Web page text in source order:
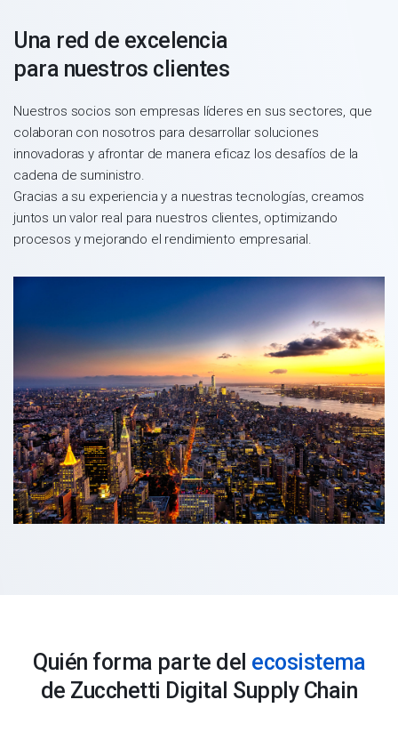
Una red de excelencia
para nuestros clientes
Nuestros socios son empresas líderes en sus sectores, que
colaboran con nosotros para desarrollar soluciones
innovadoras y afrontar de manera eficaz los desafíos de la
cadena de suministro.
Gracias a su experiencia y a nuestras tecnologías, creamos
juntos un valor real para nuestros clientes, optimizando
procesos y mejorando el rendimiento empresarial.
Quién forma parte del ecosistema
de Zucchetti Digital Supply Chain